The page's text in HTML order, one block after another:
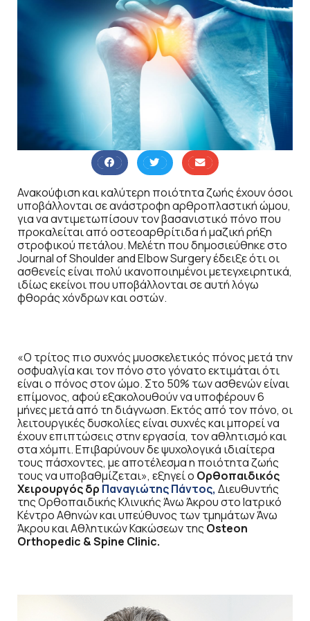
Ανακούφιση και καλύτερη ποιότητα ζωής έχουν όσοι
υποβάλλονται σε ανάστροφη αρθροπλαστική ώμου,
για να αντιμετωπίσουν τον βασανιστικό πόνο που
προκαλείται από οστεοαρθρίτιδα ή μαζική ρήξη
στροφικού πετάλου. Μελέτη που δημοσιεύθηκε στο
Journal of Shoulder and Elbow Surgery έδειξε ότι οι
ασθενείς είναι πολύ ικανοποιημένοι μετεγχειρητικά,
ιδίως εκείνοι που υποβάλλονται σε αυτή λόγω
φθοράς χόνδρων και οστών.
«Ο τρίτος πιο συχνός μυοσκελετικός πόνος μετά την
οσφυαλγία και τον πόνο στο γόνατο εκτιμάται ότι
είναι ο πόνος στον ώμο. Στο 50% των ασθενών είναι
επίμονος, αφού εξακολουθούν να υποφέρουν 6
μήνες μετά από τη διάγνωση. Εκτός από τον πόνο, οι
λειτουργικές δυσκολίες είναι συχνές και μπορεί να
έχουν επιπτώσεις στην εργασία, τον αθλητισμό και
στα χόμπι. Επιβαρύνουν δε ψυχολογικά ιδιαίτερα
τους πάσχοντες, με αποτέλεσμα η ποιότητα ζωής
τους να υποβαθμίζεται», εξηγεί ο Ορθοπαιδικός
Χειρουργόςδρ Παναγιώτης Πάντος, Διευθυντής
της Ορθοπαιδικής Κλινικής Άνω Άκρου στο Ιατρικό
Κέντρο Αθηνών και υπεύθυνος των τμημάτων Άνω
Άκρου και Αθλητικών Κακώσεων της Osteon
Orthopedic &Spine Clinic.